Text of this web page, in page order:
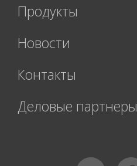
Продукты
Новости
Контакты
Деловые партнеры